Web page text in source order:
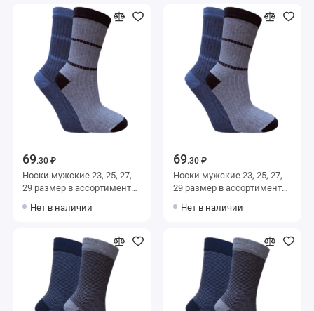
69.30 ₽
Носки мужские 23, 25, 27,
29 размер в ассортименте
Нет в наличии
69.30 ₽
Носки мужские 23, 25, 27,
29 размер в ассортименте
Нет в наличии